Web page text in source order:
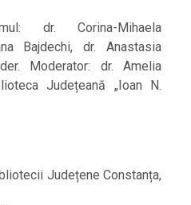
dr. Corina-Mihaela
Bajdechi, dr. Anastasia
Moderator: dr. Amelia
Județeană „Ioan N.
Județene Constanța,